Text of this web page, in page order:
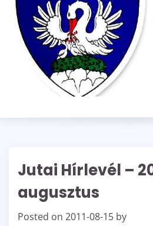
Jutai Hírlevél –
augusztus
Posted on 2011-08-15 by